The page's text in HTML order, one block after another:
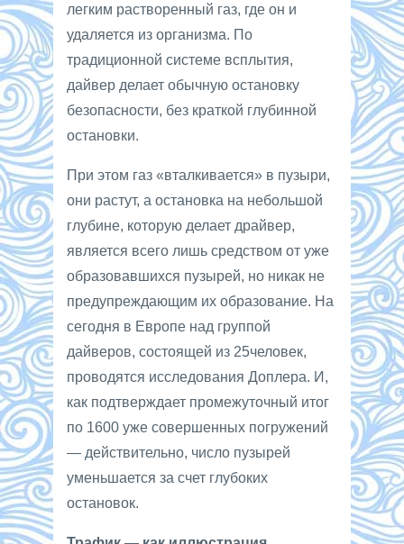
легким растворенный газ, где он и
удаляется из организма. По
традиционной системе всплытия,
дайвер делает обычную остановку
безопасности, без краткой глубинной
остановки.
При этом газ «вталкивается» в пузыри,
они растут, а остановка на небольшой
глубине, которую делает драйвер,
является всего лишь средством от уже
образовавшихся пузырей, но никак не
предупреждающим их образование. На
сегодня в Европе над группой
дайверов, состоящей из 25человек,
проводятся исследования Доплера. И,
как подтверждает промежуточный итог
по 1600 уже совершенных погружений
— действительно, число пузырей
уменьшается за счет глубоких
остановок.